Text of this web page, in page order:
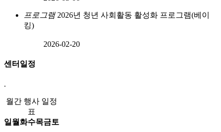
프로그램 2026년 청년 사회활동 활성화 프로그램(베이
킹)
2026-02-20
센터일정
.
월간 행사 일정
표
일 월화수목금토